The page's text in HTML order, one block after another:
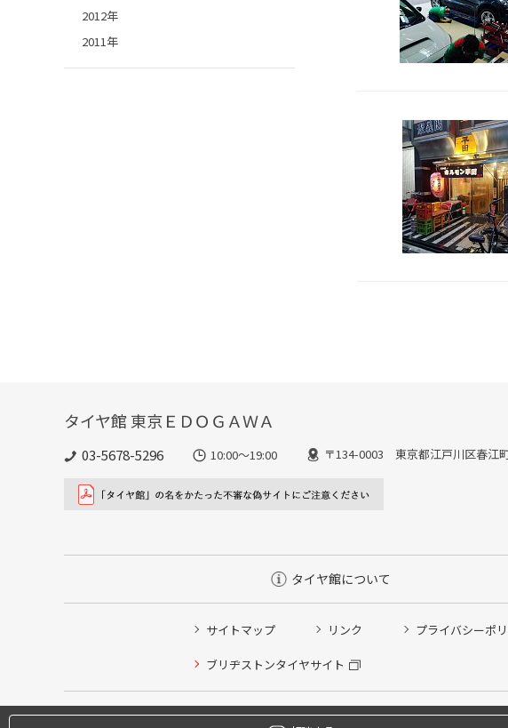
2012年
2011年
タイヤ館 東京ＥＤＯＧＡＷＡ
03-5678-5296 10:00～19:00 〒134-0003 東京都江戸川区春江
タイヤ館について
サイトマップ リンク プライバシーポ
ブリヂストンタイヤサイト
タイヤ点検・安全点検/タイヤ履き替え/オイル交換/その他ピット作業の予約